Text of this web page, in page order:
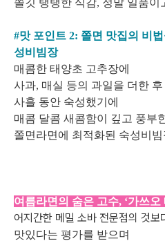
#맛 포인트 2: 쫄면 맛집의 비
성비빔장
매콤한 태양초 고추장에
사과, 매실 등의 과일을 더한 후
사흘 동안 숙성했기에
매콤 달콤 새콤함이 깊고 풍부
쫄면라면에 최적화된 숙성비
여름라면의 숨은 고수, ‘가쓰오
어지간한 메밀 소바 전문점의 것보
맛있다는 평가를 받으며